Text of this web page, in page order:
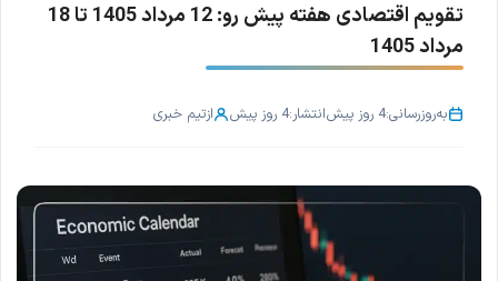
تقویم اقتصادی هفته پیش رو: 12 مرداد 1405 تا 18
مرداد 1405
به‌روزرسانی:4 روز پیش انتشار:4 روز پیش ازتیم خبری